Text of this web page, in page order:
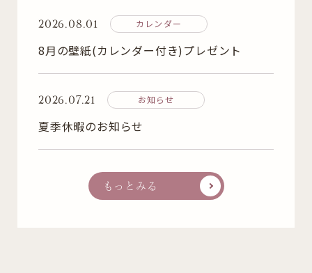
2026.08.01 カレンダー
8月の壁紙(カレンダー付き)プレゼント
2026.07.21 お知らせ
夏季休暇のお知らせ
もっとみる